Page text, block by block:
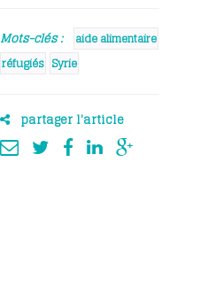
Mots-clés :
aide alimentaire
réfugiés Syrie
partager l'article